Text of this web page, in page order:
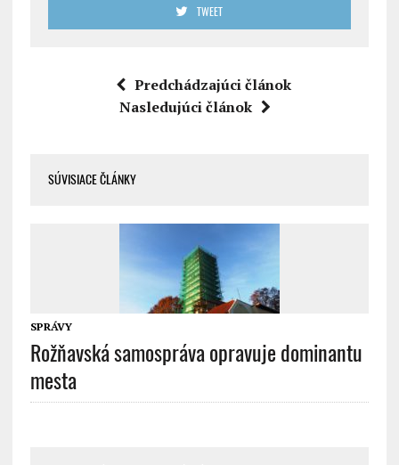
TWEET
Predchádzajúci článok
Nasledujúci článok
SÚVISIACE ČLÁNKY
SPRÁVY
Rožňavská samospráva opravuje dominantu
mesta